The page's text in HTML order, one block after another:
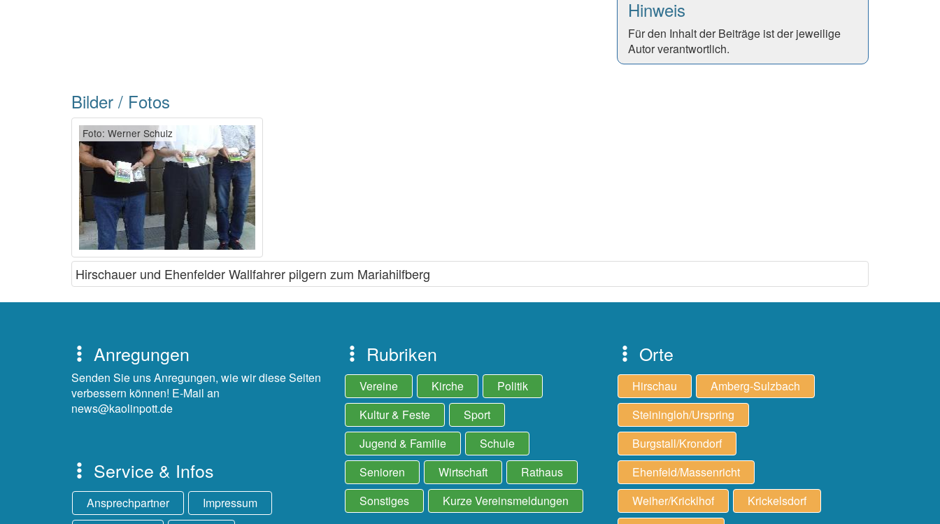
Hinweis
Für den Inhalt der Beiträge ist der jeweilige
Autor verantwortlich.
Bilder / Fotos
Foto: Werner Schulz
Hirschauer und Ehenfelder Wallfahrer pilgern zum Mariahilfberg
Anregungen
Senden Sie uns Anregungen, wie wir diese Seiten
verbessern können! E-Mail an
news@kaolinpott.de
Service & Infos
Ansprechpartner
Impressum
Rubriken
Vereine Kirche
Politik
Kultur & Feste
Sport
Jugend & Familie
Schule
Senioren
Wirtschaft
Rathaus
Sonstiges
Kurze Vereinsmeldungen
Orte
Hirschau
Amberg-Sulzbach
Steiningloh/Urspring
Burgstall/Krondorf
Ehenfeld/Massenricht
Weiher/Kricklhof
Krickelsdorf